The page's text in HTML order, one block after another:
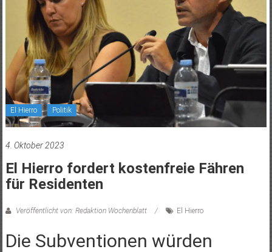
El Hierro Politik
4. Oktober 2023
El Hierro fordert kostenfreie Fähren
für Residenten
Veröffentlicht von: Redaktion Wochenblatt El Hierro
Die Subventionen würden